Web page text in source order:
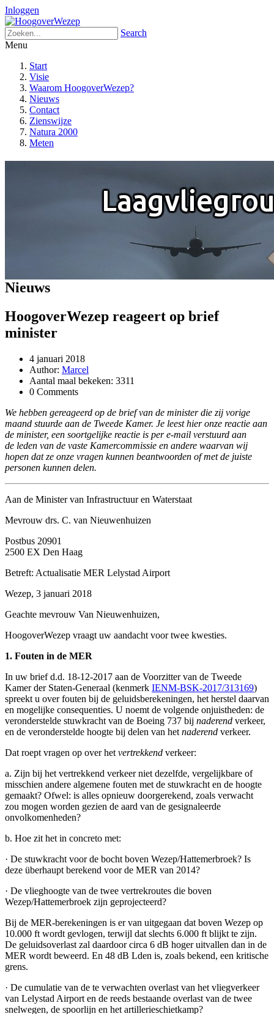
Inloggen
Search
Menu
Start
Visie
Waarom HoogoverWezep?
Nieuws
Contact
Zienswijze
Natura 2000
Meten
Nieuws
HoogoverWezep reageert op brief
minister
4 januari 2018
Author: Marcel
Aantal maal bekeken: 3311
0 Comments
We hebben gereageerd op de brief van de minister die zij vorige
maand stuurde aan de Tweede Kamer. Je leest hier onze reactie aan
de minister, een soortgelijke reactie is per e-mail verstuurd aan
de leden van de vaste Kamercommissie en andere waarvan wij
hopen dat ze onze vragen kunnen beantwoorden of met de juiste
personen kunnen delen.
Aan de Minister van Infrastructuur en Waterstaat
Mevrouw drs. C. van Nieuwenhuizen
Postbus 20901
2500 EX Den Haag
Betreft: Actualisatie MER Lelystad Airport
Wezep, 3 januari 2018
Geachte mevrouw Van Nieuwenhuizen,
HoogoverWezep vraagt uw aandacht voor twee kwesties.
1. Fouten in de MER
In uw brief d.d. 18-12-2017 aan de Voorzitter van de Tweede
Kamer der Staten-Generaal (kenmerk IENM-BSK-2017/313169)
spreekt u over fouten bij de geluidsberekeningen, het herstel daarvan
en mogelijke consequenties. U noemt de volgende onjuistheden: de
veronderstelde stuwkracht van de Boeing 737 bij naderend verkeer,
en de veronderstelde hoogte bij delen van het naderend verkeer.
Dat roept vragen op over het vertrekkend verkeer:
a. Zijn bij het vertrekkend verkeer niet dezelfde, vergelijkbare of
misschien andere algemene fouten met de stuwkracht en de hoogte
gemaakt? Ofwel: is alles opnieuw doorgerekend, zoals verwacht
zou mogen worden gezien de aard van de gesignaleerde
onvolkomenheden?
b. Hoe zit het in concreto met:
· De stuwkracht voor de bocht boven Wezep/Hattemerbroek? Is
deze überhaupt berekend voor de MER van 2014?
· De vlieghoogte van de twee vertrekroutes die boven
Wezep/Hattemerbroek zijn geprojecteerd?
Bij de MER-berekeningen is er van uitgegaan dat boven Wezep op
10.000 ft wordt gevlogen, terwijl dat slechts 6.000 ft blijkt te zijn.
De geluidsoverlast zal daardoor circa 6 dB hoger uitvallen dan in de
MER wordt beweerd. En 48 dB Lden is, zoals bekend, een kritische
grens.
· De cumulatie van de te verwachten overlast van het vliegverkeer
van Lelystad Airport en de reeds bestaande overlast van de twee
snelwegen, de spoorlijn en het artillerieschietkamp?